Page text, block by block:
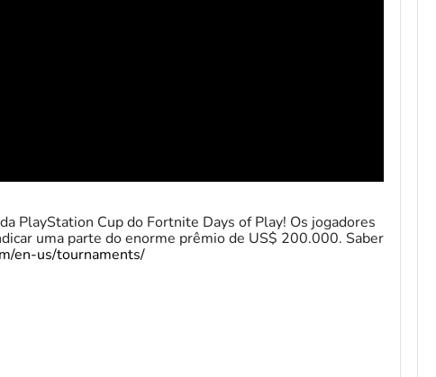
PlayStation Cup do Fortnite Days of Play! Os jogadores
uma parte do enorme prêmio de US$ 200.000. Saber
en-us/tournaments/